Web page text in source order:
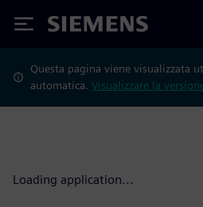
Siemens
Questa pagina viene visualizzata
automatica.Visualizzare la
Loading application...